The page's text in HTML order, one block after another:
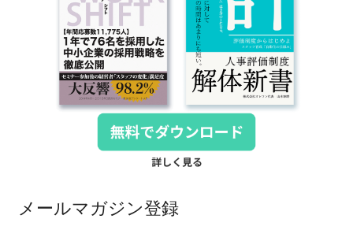
メールマガジン登録